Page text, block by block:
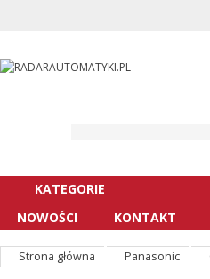
KATEGORIE
NOWOŚCI
KONTAKT
Strona główna Panasonic